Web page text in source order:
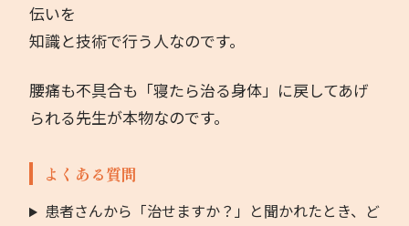
伝いを
知識と技術で行う人なのです。
腰痛も不具合も「寝たら治る身体」に戻してあげ
られる先生が本物なのです。
よくある質問
患者さんから「治せますか？」と聞かれたとき、ど